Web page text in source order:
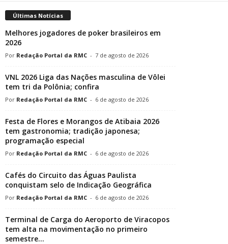
Últimas Notícias
Melhores jogadores de poker brasileiros em
2026
Redação Portal da RMC - 7 de agosto de 2026
VNL 2026 Liga das Nações masculina de Vôlei
tem tri da Polônia; confira
Redação Portal da RMC - 6 de agosto de 2026
Festa de Flores e Morangos de Atibaia 2026
tem gastronomia; tradição japonesa;
programação especial
Redação Portal da RMC - 6 de agosto de 2026
Cafés do Circuito das Águas Paulista
conquistam selo de Indicação Geográfica
Redação Portal da RMC - 6 de agosto de 2026
Terminal de Carga do Aeroporto de Viracopos
tem alta na movimentação no primeiro
semestre...